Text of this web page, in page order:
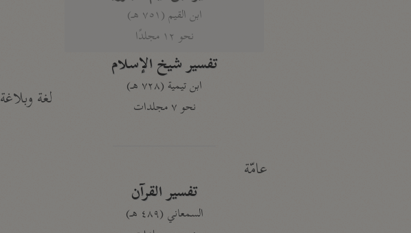
ابن القيم (٧٥١ هـ)
نحو ١٢ مجلدًا
تفسير شيخ الإسلام
ابن تيمية (٧٢٨ هـ)
نحو ٧ مجلدات
عامّة
تفسير القرآن
السمعاني (٤٨٩ هـ)
لغة وبلاغة